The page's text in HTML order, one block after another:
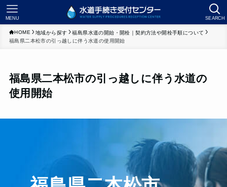
SEARCH
MENU
HOME 地域から探す
福島県水道の開始・開栓｜契約方法や開栓手順について
福島県二本松市の引っ越しに伴う水道の使用開始
福島県二本松市の引っ越しに伴う水道の
使用開始